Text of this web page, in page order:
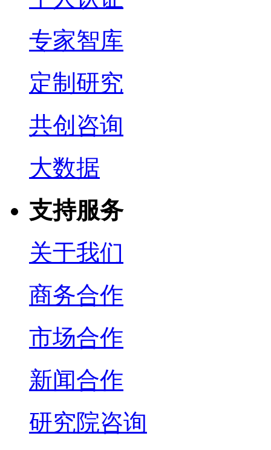
专家智库
定制研究
共创咨询
大数据
支持服务
关于我们
商务合作
市场合作
新闻合作
研究院咨询